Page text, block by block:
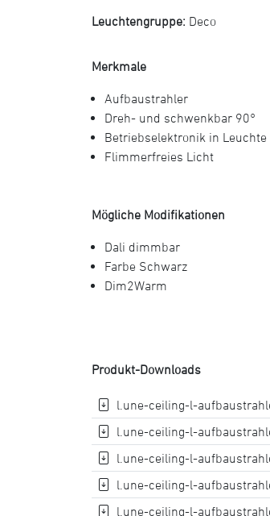
Leuchtengruppe: Deco
Merkmale
Aufbaustrahler
Dreh- und schwenkbar 90°
Betriebselektronik in
Flimmerfreies Licht
Mögliche Modifikationen
Dali dimmbar
Farbe Schwarz
Dim2Warm
Produkt-Downloads
l.une-ceiling-l-
l.une-ceiling-l-
l.une-ceiling-l-
l.une-ceiling-l-
l.une-ceiling-l-